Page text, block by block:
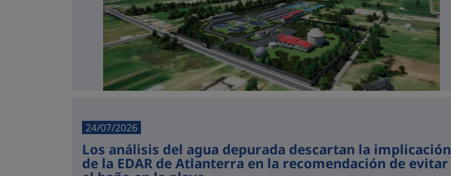
24/07/2026
Los análisis del agua depurada descartan la implicación
de la EDAR de Atlanterra en la recomendación de evitar